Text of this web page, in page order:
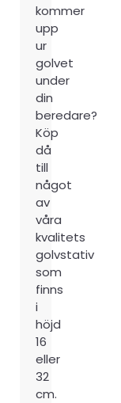
kommer
upp
ur
golvet
under
din
beredare?
Köp
då
till
något
av
våra
kvalitets
golvstativ
som
finns
i
höjd
16
eller
32
cm.